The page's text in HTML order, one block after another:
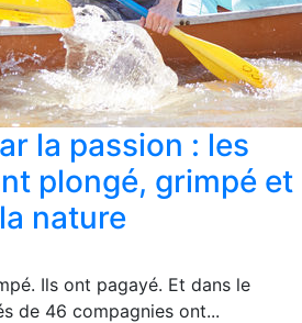
la passion : les
plongé, grimpé et
nature
Ils ont pagayé. Et dans le
de 46 compagnies ont...